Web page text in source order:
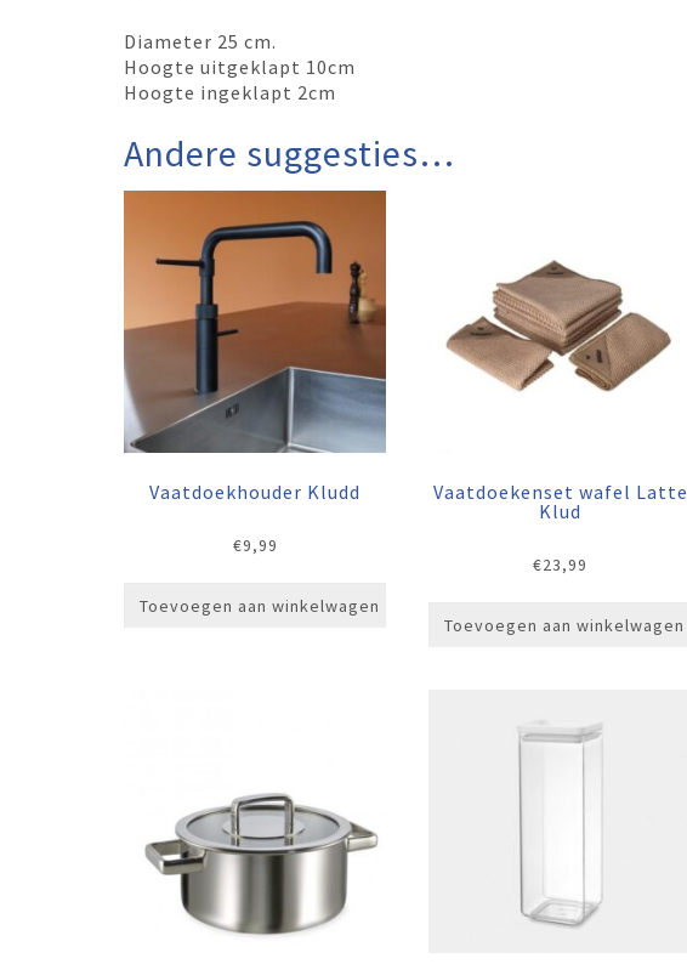
Diameter 25 cm.
Hoogte uitgeklapt 10cm
Hoogte ingeklapt 2cm
Andere suggesties…
Vaatdoekhouder Kludd
€9,99
Toevoegen aan winkelwagen
Vaatdoekenset wafel Latte
Klud
€23,99
Toevoegen aan winkelwagen